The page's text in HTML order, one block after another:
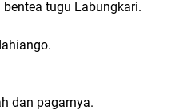
tugu Labungkari.
dan pagarnya.